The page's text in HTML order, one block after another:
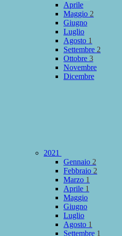
Aprile
Maggio 2
Giugno
Luglio
Agosto 1
Settembre 2
Ottobre 3
Novembre
Dicembre
2021
Gennaio 2
Febbraio 2
Marzo 1
Aprile 1
Maggio
Giugno
Luglio
Agosto 1
Settembre 1